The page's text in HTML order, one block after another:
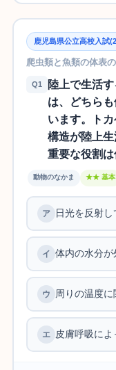
鹿児島県公立高校入試
爬虫類と魚類の体表
Q1
陸上で生活
は、どちら
います。ト
構造が陸上
重要な役割は
動物のなかま ★★ 基本
日光を反射
体内の水分が
周りの温度
皮膚呼吸に